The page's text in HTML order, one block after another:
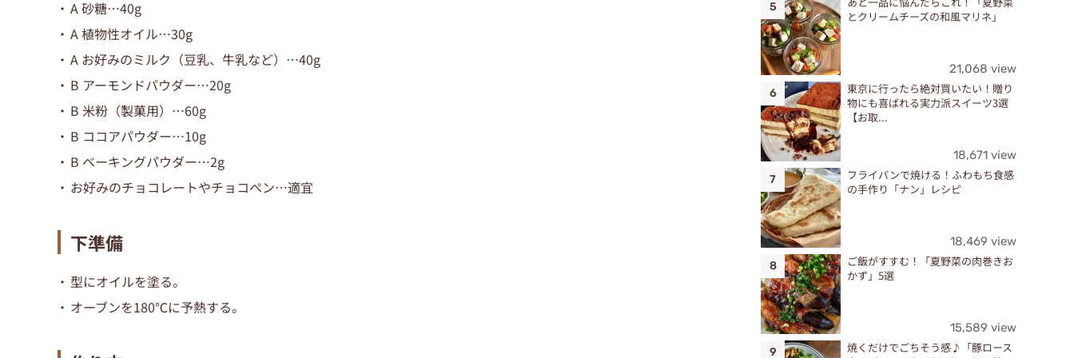
A 砂糖…40g
A 植物性オイル…30g
A お好みのミルク（豆乳、牛乳など）…40g
B アーモンドパウダー…20g
B 米粉（製菓用）…60g
B ココアパウダー…10g
B ベーキングパウダー…2g
お好みのチョコレートやチョコペン…適宜
下準備
型にオイルを塗る。
オーブンを180℃に予熱する。
とクリームチーズの和風マリネ」
21,068 view
東京に行ったら絶対買いたい！贈り
物にも喜ばれる実力派スイーツ3選
【お取...
18,671 view
フライパンで焼ける！ふわもち食感
の手作り「ナン」レシピ
18,469 view
ご飯がすすむ！「夏野菜の肉巻きお
かず」5選
15,589 view
焼くだけでごちそう感♪「豚ロース